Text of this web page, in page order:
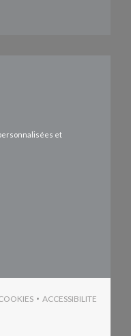
et
UNE NOUVELLE FENÊTRE))
ACCESSIBILITE
((OUVRE UNE